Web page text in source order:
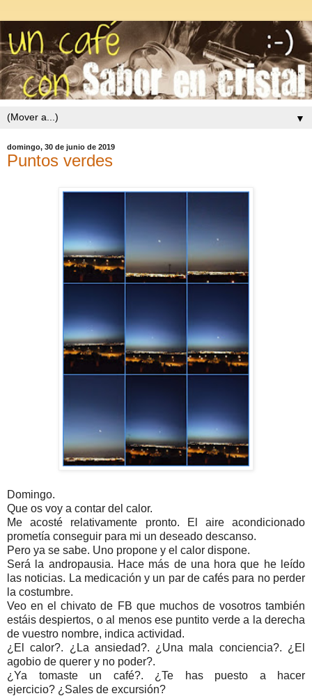
▼
domingo, 30 de junio de 2019
Puntos verdes
Domingo.
Que os voy a contar del calor.
Me acosté relativamente pronto. El aire acondicionado
prometía conseguir para mi un deseado descanso.
Pero ya se sabe. Uno propone y el calor dispone.
Será la andropausia. Hace más de una hora que he leído
las noticias. La medicación y un par de cafés para no perder
la costumbre.
Veo en el chivato de FB que muchos de vosotros también
estáis despiertos, o al menos ese puntito verde a la derecha
de vuestro nombre, indica actividad.
¿El calor?. ¿La ansiedad?. ¿Una mala conciencia?. ¿El
agobio de querer y no poder?.
¿Ya tomaste un café?. ¿Te has puesto a hacer
ejercicio? ¿Sales de excursión?